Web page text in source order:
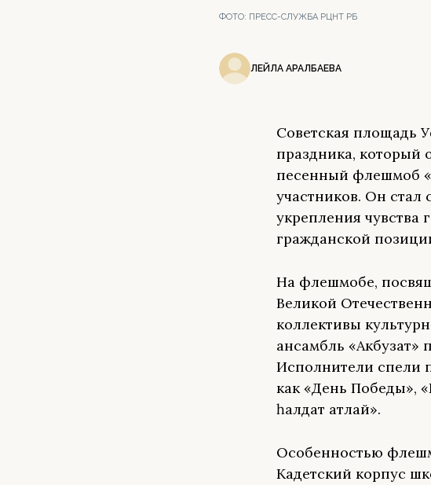
ФОТО: ПРЕСС-СЛУЖБА РЦНТ РБ
ЛЕЙЛА АРАЛБАЕВА
Советская площадь
праздника,
песенный флешмоб
участников. Он стал
укрепления чувства
гражданской
На флешмобе,
Великой
коллективы
ансамбль «Акбузат»
Исполнители спели
как «День Победы»,
һалдат атлай».
Особенностью
Кадетский корпус